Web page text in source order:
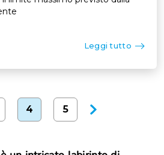
Leggi tutto
4 5